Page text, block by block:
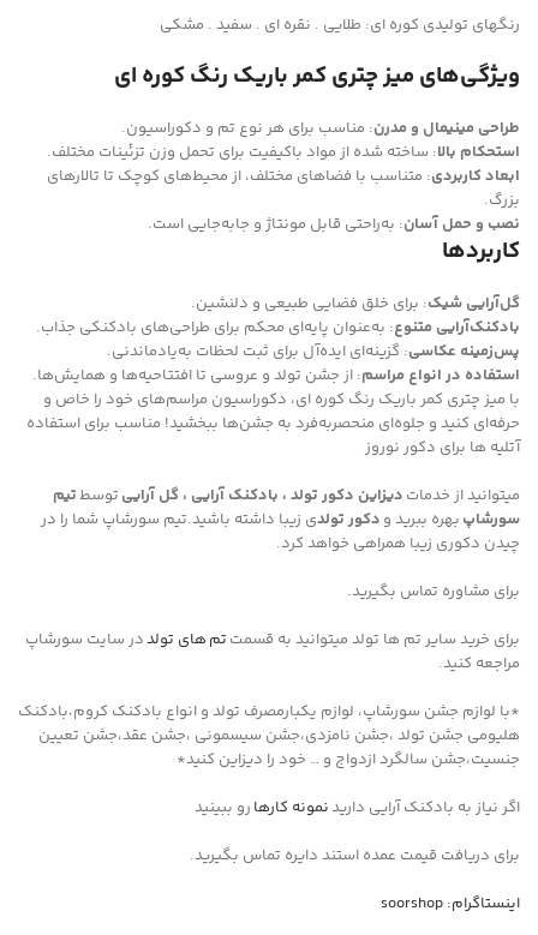
رنگهای تولیدی کوره ای: طلایی . نقره ای . سفید . مشکی
ویژگی‌های میز چتری کمر باریک رنگ کوره ای
طراحی مینیمال و مدرن: مناسب برای هر نوع تم و دکوراسیون.
استحکام بالا: ساخته شده از مواد باکیفیت برای تحمل وزن تزئینات مختلف.
ابعاد کاربردی: متناسب با فضاهای مختلف، از محیط‌های کوچک تا تالارهای
بزرگ.
نصب و حمل آسان: به‌راحتی قابل مونتاژ و جابه‌جایی است.
کاربردها
گل‌آرایی شیک: برای خلق فضایی طبیعی و دلنشین.
بادکنک‌آرایی متنوع: به‌عنوان پایه‌ای محکم برای طراحی‌های بادکنکی جذاب.
پس‌زمینه عکاسی: گزینه‌ای ایده‌آل برای ثبت لحظات به‌یادماندنی.
استفاده در انواع مراسم: از جشن تولد و عروسی تا افتتاحیه‌ها و همایش‌ها.
با میز چتری کمر باریک رنگ کوره ای، دکوراسیون مراسم‌های خود را خاص و
حرفه‌ای کنید و جلوه‌ای منحصربه‌فرد به جشن‌ها ببخشید! مناسب برای استفاده
آتلیه ها برای دکور نوروز
میتوانید از خدمات دیزاین دکور تولد ، بادکنک آرایی ، گل آرایی توسطتیم
سورشاپ بهره ببرید و دکور تولدی زیبا داشته باشید.تیم سورشاپ شما را در
چیدن دکوری زیبا همراهی خواهد کرد.
برای مشاوره تماس بگیرید.
برای خرید سایر تم ها تولد میتوانید به قسمت تم های تولددر سایت سورشاپ
مراجعه کنید.
*با لوازم جشن سورشاپ، لوازم یکبارمصرف تولد و انواع بادکنک کروم،بادکنک
هلیومی جشن تولد ،جشن نامزدی،جشن سیسمونی ،جشن عقد،جشن تعیین
جنسیت،جشن سالگرد ازدواج و … خود را دیزاین کنید*
اگر نیاز به بادکنک آرایی داریدنمونه کارها رو ببینید
برای دریافت قیمت عمده استند دایره تماس بگیرید.
اینستاگرام: soorshop